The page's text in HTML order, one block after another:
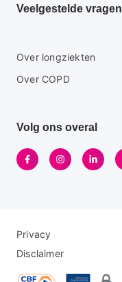
Veelgestelde vragen
Secundaire
footer
Over longziekten
Over COPD
Volg ons overal
Disclaimer
menu
Privacy
Disclaimer
Logo
menu